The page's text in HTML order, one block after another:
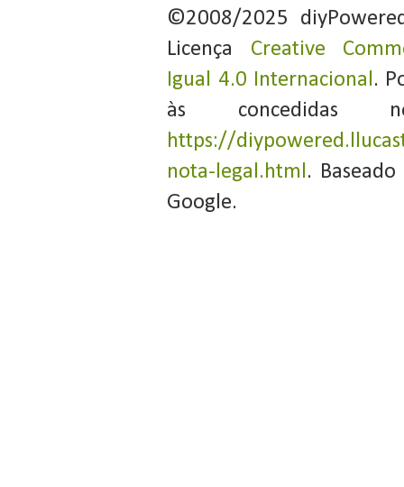
©2008/2025
Licença Creative
Igual 4.0 Internacional .
às concedidas
https://
nota-legal.html .
Google.